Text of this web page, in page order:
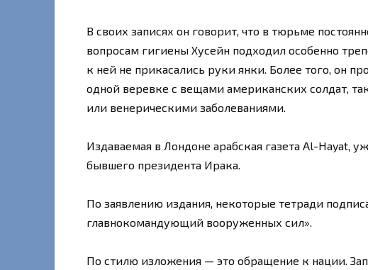
В своих записях он говорит, что в тюрьме
вопросам гигиены Хусейн подходил особенно
к ней не прикасались руки янки. Более того, он
одной веревке с вещами американских солдат,
или венерическими заболеваниями.
Издаваемая в Лондоне арабская газета Al-Hayat,
бывшего президента Ирака.
По заявлению издания, некоторые тетради
главнокомандующий вооруженных сил».
По стилю изложения — это обращение к нации.